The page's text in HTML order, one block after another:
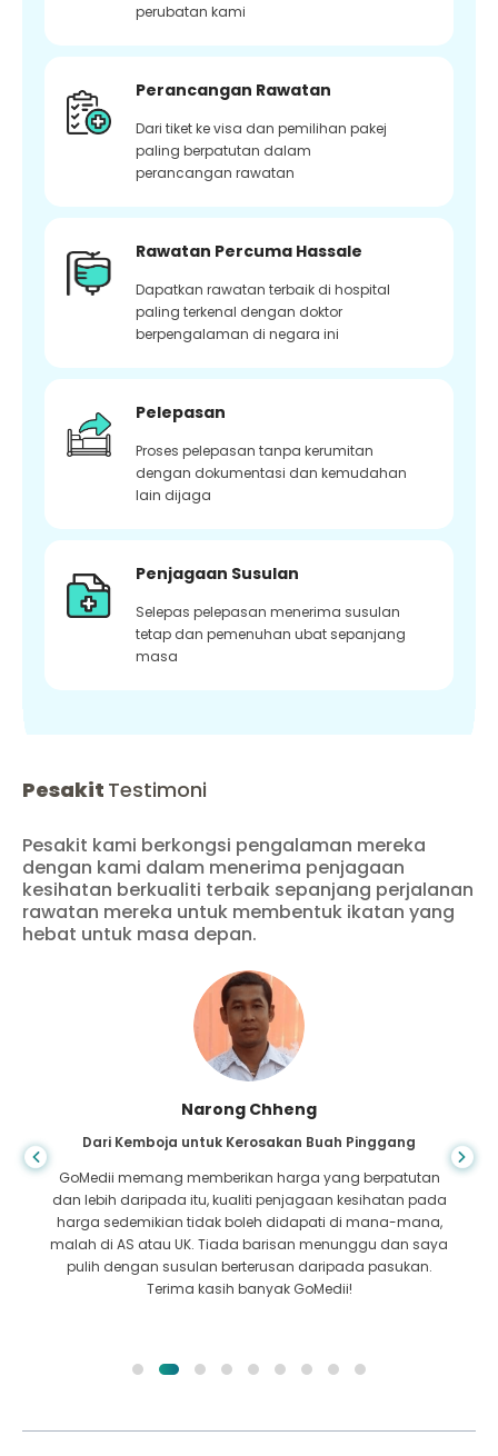
perubatan kami
Perancangan Rawatan
Dari tiket ke visa dan pemilihan pakej
paling berpatutan dalam
perancangan rawatan
Rawatan Percuma Hassale
Dapatkan rawatan terbaik di hospital
paling terkenal dengan doktor
berpengalaman di negara ini
Pelepasan
Proses pelepasan tanpa kerumitan
dengan dokumentasi dan kemudahan
lain dijaga
Penjagaan Susulan
Selepas pelepasan menerima susulan
tetap dan pemenuhan ubat sepanjang
masa
Pesakit Testimoni
Pesakit kami berkongsi pengalaman mereka
dengan kami dalam menerima penjagaan
kesihatan berkualiti terbaik sepanjang perjalanan
rawatan mereka untuk membentuk ikatan yang
hebat untuk masa depan.
Shandha Das
Dari Bangladesh untuk Gastroenterologi
Saya telah berterima kasih kepada anak saya dan
pasukan cemerlang GoMedii yang membantu saya
dalam perjalanan saya dari Bangladesh ke India untuk
mendapatkan rawatan. Kami membuat pilihan yang tepat
dalam memilih GoMedii. Mereka walaupun selepas
rawatan mengekalkan ikatan yang baik dengan kami